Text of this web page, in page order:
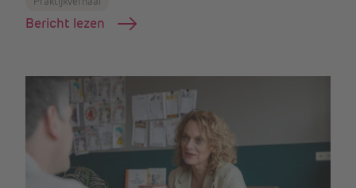
Bericht lezen